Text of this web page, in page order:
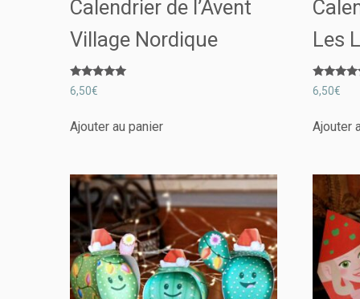
Calendrier de l’Avent
Village Nordique
Note
5.00
6,50€
Ajouter au panier
Les
Note
5.00
6,50€
Ajouter